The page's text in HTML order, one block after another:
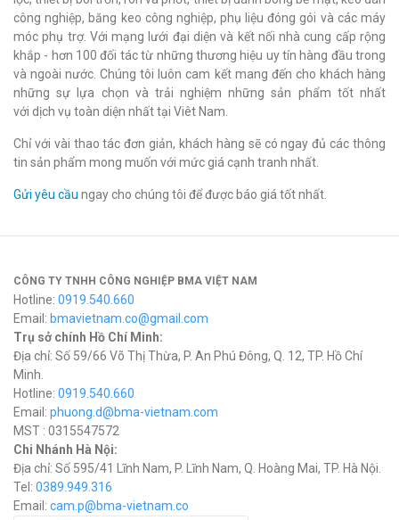
công nghiệp, băng keo công nghiệp, phụ liệu đóng gói và các máy
móc phụ trợ. Với mạng lưới đại diện và kết nối nhà cung cấp rộng
khắp - hơn 100 đối tác từ những thương hiệu uy tín hàng đầu trong
và ngoài nước. Chúng tôi luôn cam kết mang đến cho khách hàng
những sự lựa chọn và trải nghiệm những sản phẩm tốt nhất
với dịch vụ toàn diện nhất tại Viêt Nam.
Chỉ với vài thao tác đơn giản, khách hàng sẽ có ngay đủ các thông
tin sản phẩm mong muốn với mức giá cạnh tranh nhất.
Gửi yêu cầu ngay cho chúng tôi để được báo giá tốt nhất.
CÔNG TY TNHH CÔNG NGHIỆP BMA VIỆT NAM
Hotline: 0919.540.660
Email: bmavietnam.co@gmail.com
Trụ sở chính Hồ Chí Minh:
Địa chỉ: Số 59/66 Võ Thị Thừa, P. An Phú Đông, Q. 12, TP. Hồ Chí
Minh.
Hotline: 0919.540.660
Email: phuong.d@bma-vietnam.com
MST : 0315547572
Chi Nhánh Hà Nội:
Địa chỉ: Số 595/41 Lĩnh Nam, P. Lĩnh Nam, Q. Hoàng Mai, TP. Hà Nội.
Tel: 0389.949.316
Email: cam.p@bma-vietnam.co